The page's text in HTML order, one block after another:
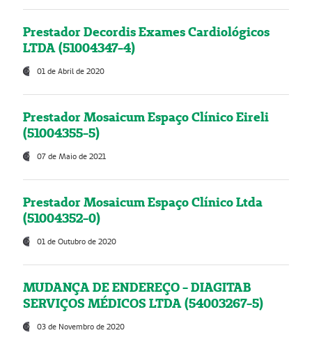
Prestador Decordis Exames Cardiológicos
LTDA (51004347-4)
01 de Abril de 2020
Prestador Mosaicum Espaço Clínico Eireli
(51004355-5)
07 de Maio de 2021
Prestador Mosaicum Espaço Clínico Ltda
(51004352-0)
01 de Outubro de 2020
MUDANÇA DE ENDEREÇO - DIAGITAB
SERVIÇOS MÉDICOS LTDA (54003267-5)
03 de Novembro de 2020